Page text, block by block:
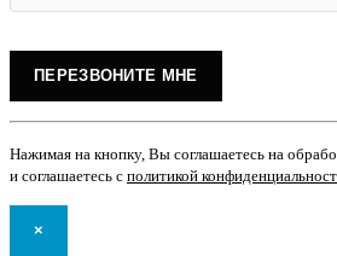
Нажимая на кнопку, Вы соглашаетесь на
и соглашаетесь с политикой
×